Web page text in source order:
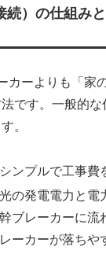
続）の仕組み
カーよりも「家
です。一般的
。
ンプルで工事費
の発電電力と電
ブレーカーに流
ーカーが落ちや